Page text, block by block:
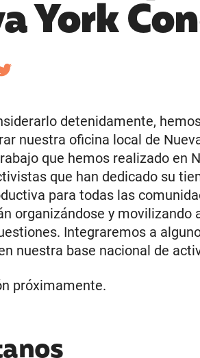
York
detenidamente,
nuestra oficina local de
que hemos realizado en
que han dedicado su
para todas las
organizándose y movilizando
Integraremos a
nuestra base nacional de
próximamente.